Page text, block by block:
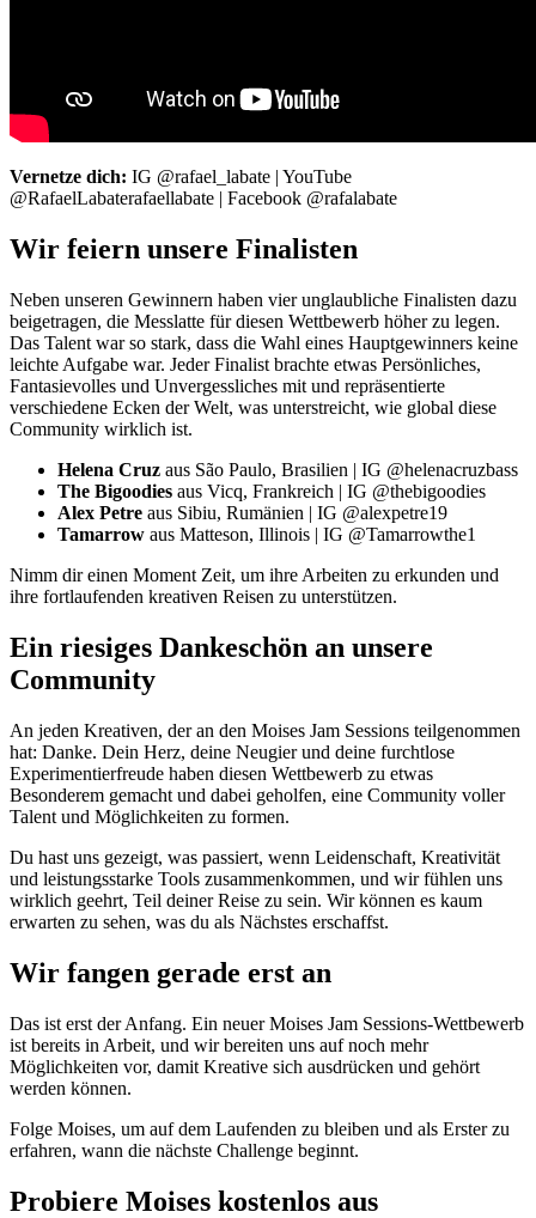
Vernetze dich: IG @rafael_labate | YouTube
@RafaelLabaterafaellabate | Facebook @rafalabate
Wir feiern unsere Finalisten
Neben unseren Gewinnern haben vier unglaubliche Finalisten dazu
beigetragen, die Messlatte für diesen Wettbewerb höher zu legen.
Das Talent war so stark, dass die Wahl eines Hauptgewinners keine
leichte Aufgabe war. Jeder Finalist brachte etwas Persönliches,
Fantasievolles und Unvergessliches mit und repräsentierte
verschiedene Ecken der Welt, was unterstreicht, wie global diese
Community wirklich ist.
Helena Cruz aus São Paulo, Brasilien | IG @helenacruzbass
The Bigoodies aus Vicq, Frankreich | IG @thebigoodies
Alex Petre aus Sibiu, Rumänien | IG @alexpetre19
Tamarrow aus Matteson, Illinois | IG @Tamarrowthe1
Nimm dir einen Moment Zeit, um ihre Arbeiten zu erkunden und
ihre fortlaufenden kreativen Reisen zu unterstützen.
Ein riesiges Dankeschön an unsere
Community
An jeden Kreativen, der an den Moises Jam Sessions teilgenommen
hat: Danke. Dein Herz, deine Neugier und deine furchtlose
Experimentierfreude haben diesen Wettbewerb zu etwas
Besonderem gemacht und dabei geholfen, eine Community voller
Talent und Möglichkeiten zu formen.
Du hast uns gezeigt, was passiert, wenn Leidenschaft, Kreativität
und leistungsstarke Tools zusammenkommen, und wir fühlen uns
wirklich geehrt, Teil deiner Reise zu sein. Wir können es kaum
erwarten zu sehen, was du als Nächstes erschaffst.
Wir fangen gerade erst an
Das ist erst der Anfang. Ein neuer Moises Jam Sessions-Wettbewerb
ist bereits in Arbeit, und wir bereiten uns auf noch mehr
Möglichkeiten vor, damit Kreative sich ausdrücken und gehört
werden können.
Folge Moises, um auf dem Laufenden zu bleiben und als Erster zu
erfahren, wann die nächste Challenge beginnt.
Probiere Moises kostenlos aus